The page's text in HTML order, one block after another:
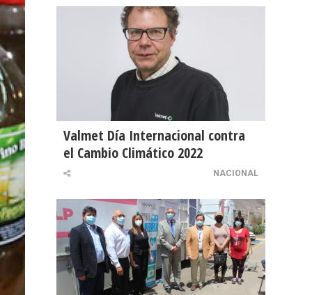
Valmet Día Internacional contra
el Cambio Climático 2022
NACIONAL